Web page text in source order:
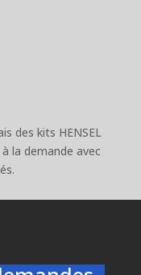
des kits HENSEL
la demande avec